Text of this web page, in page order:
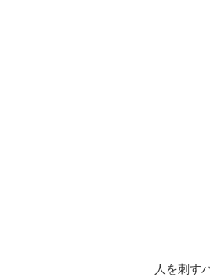
人を刺す